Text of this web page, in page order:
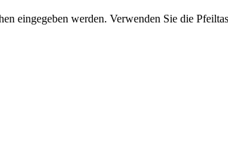
eingegeben werden. Verwenden Sie die